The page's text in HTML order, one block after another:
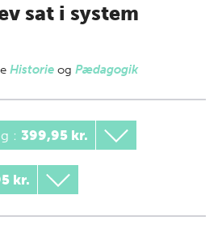
sat i system
Historie og Pædagogik
: 399,95 kr.
kr.